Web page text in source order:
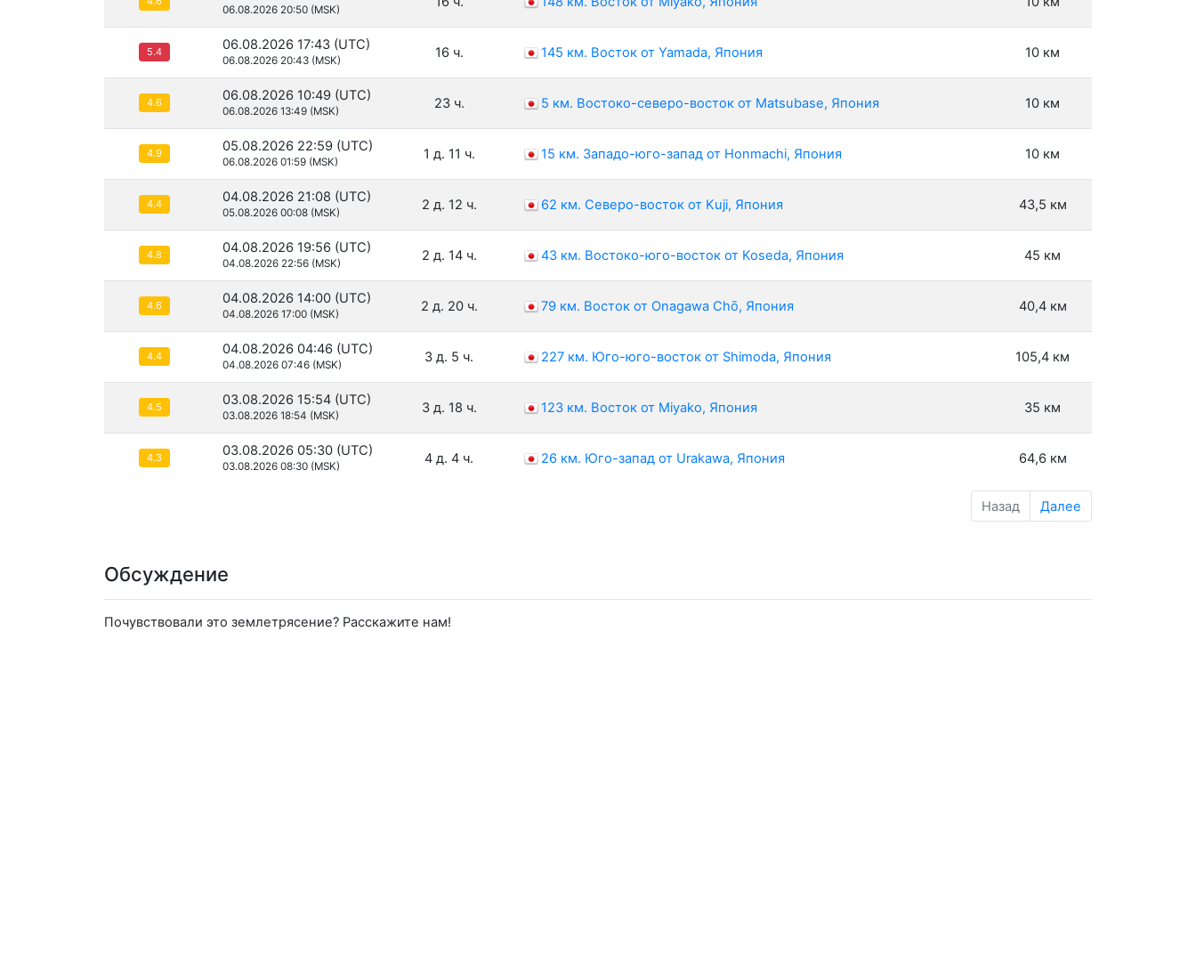
06.08.2026 20:50 (MSK)
5.4 06.08.2026 17:43 (UTC)
06.08.2026 20:43 (MSK) 16 ч. 145 км. Восток от Yamada, Япония 10 км
4.6 06.08.2026 10:49 (UTC)
06.08.2026 13:49 (MSK) 23 ч. 5 км. Востоко-северо-восток от Matsubase, Япония 10 км
4.9 05.08.2026 22:59 (UTC)
06.08.2026 01:59 (MSK) 1 д. 11 ч. 15 км. Западо-юго-запад от Honmachi, Япония 10 км
4.4 04.08.2026 21:08 (UTC)
05.08.2026 00:08 (MSK) 2 д. 12 ч. 62 км. Северо-восток от Kuji, Япония 43,5 км
4.8 04.08.2026 19:56 (UTC)
04.08.2026 22:56 (MSK) 2 д. 14 ч. 43 км. Востоко-юго-восток от Koseda, Япония 45 км
4.6 04.08.2026 14:00 (UTC)
04.08.2026 17:00 (MSK) 2 д. 20 ч. 79 км. Восток от Onagawa Chō, Япония 40,4 км
4.4 04.08.2026 04:46 (UTC)
04.08.2026 07:46 (MSK) 3 д. 5 ч. 227 км. Юго-юго-восток от Shimoda, Япония 105,4 км
4.5 03.08.2026 15:54 (UTC)
03.08.2026 18:54 (MSK) 3 д. 18 ч. 123 км. Восток от Miyako, Япония 35 км
4.3 03.08.2026 05:30 (UTC)
03.08.2026 08:30 (MSK) 4 д. 4 ч. 26 км. Юго-запад от Urakawa, Япония 64,6 км
Назад Далее
Обсуждение
Почувствовали это землетрясение? Расскажите нам!